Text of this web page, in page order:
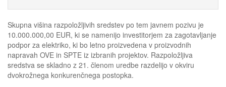
Skupna višina razpoložljivih sredstev po tem javnem pozivu je
10.000.000,00 EUR, ki se namenijo investitorjem za zagotavljanje
podpor za elektriko, ki bo letno proizvedena v proizvodnih
napravah OVE in SPTE iz izbranih projektov. Razpoložljiva
sredstva se skladno z 21. členom uredbe razdelijo v okviru
dvokrožnega konkurenčnega postopka.